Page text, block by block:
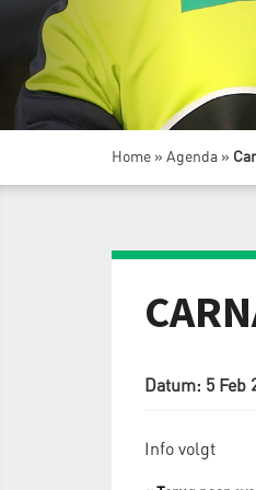
Home » Agenda »
Datum: 5 Feb
Info volgt